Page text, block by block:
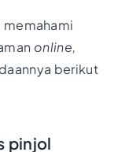
memahami
online,
berikut
pinjol